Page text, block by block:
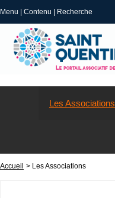
Menu Contenu Recherche
Les Associations
Accueil > Les Associations